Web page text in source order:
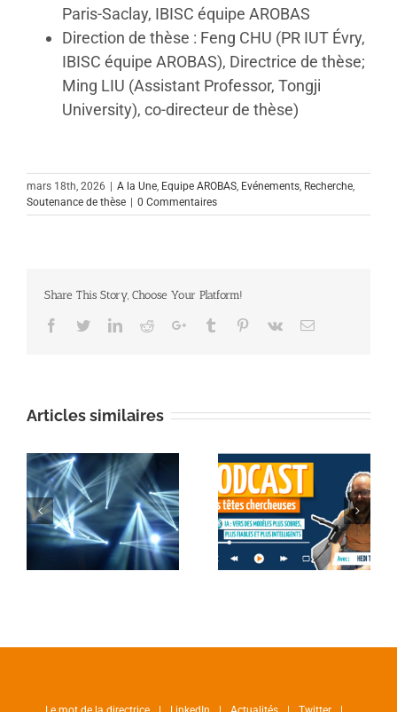
Paris-Saclay, IBISC équipe AROBAS
Direction de thèse : Feng CHU (PR IUT Évry,
IBISC équipe AROBAS), Directrice de thèse;
Ming LIU (Assistant Professor, Tongji
University), co-directeur de thèse)
mars 18th, 2026 | A la Une, Equipe AROBAS, Evénements, Recherche,
Soutenance de thèse | 0 Commentaires
Share This Story, Choose Your Platform!
Facebook
TwitterLinkedinRedditGoogle+Tumblr Pinterest
Vk Email
Articles similaires